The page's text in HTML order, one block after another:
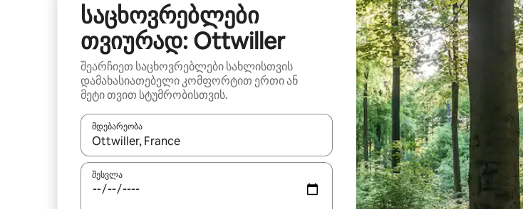
საცხოვრებლები
თვიურად: Ottwiller
შეარჩიეთ საცხოვრებლები სახლისთვის
დამახასიათებელი კომფორტით ერთი ან
მეტი თვით სტუმრობისთვის.
მდებარეობა
როცა შედეგები ხელმისაწვდომი გახდება, ნავიგაციისთვის გამოიყენეთ კლავიშები ზემოთ/
შესვლა